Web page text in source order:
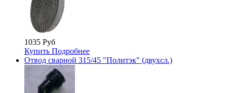
1035 Руб
Купить Подробнее
Отвод сварной 315/45 "Политэк" (двухсл.)